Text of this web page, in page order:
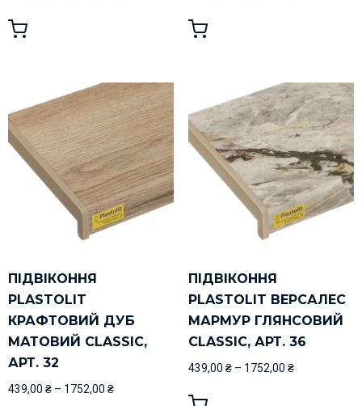
ПІДВІКОННЯ
PLASTOLIT
КРАФТОВИЙ ДУБ
МАТОВИЙ CLASSIC,
АРТ. 32
439,00 ₴ – 1752,00 ₴
ПІДВІКОННЯ
PLASTOLIT ВЕРСАЛЕС
МАРМУР ГЛЯНСОВИЙ
CLASSIC, АРТ. 36
439,00 ₴– 1752,00 ₴